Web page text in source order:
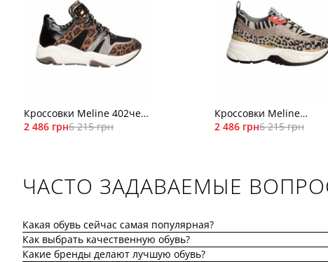
Кроссовки Meline 402чер/
леоп
2 486 грн6 215 грн
Кроссовки Meline
1101леоп
2 486 грн6 215 грн
ЧАСТО ЗАДАВАЕМЫЕ
Какая обувь сейчас самая популярная?
Как выбрать качественную обувь?
Какие бренды делают лучшую обувь?